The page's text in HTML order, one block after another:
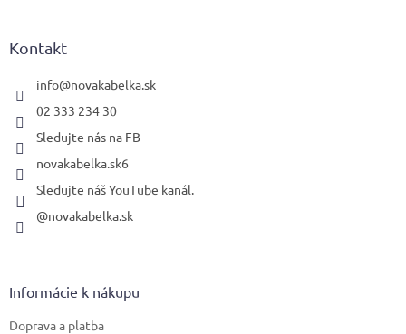
Kontakt
info@novakabelka.sk
02 333 234 30
Sledujte nás na FB
novakabelka.sk6
Sledujte náš YouTube kanál.
@novakabelka.sk
Informácie k nákupu
Doprava a platba